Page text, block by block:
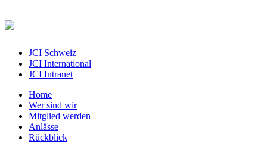
JCI Schweiz
JCI International
JCI Intranet
Home
Wer sind wir
Mitglied werden
Anlässe
Rückblick